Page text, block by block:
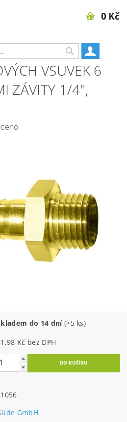
0 Kč
VSUVEK 6
ZÁVITY 1/4",
do 14 dní (>5 ks)
61,98 Kč bez DPH
GmbH